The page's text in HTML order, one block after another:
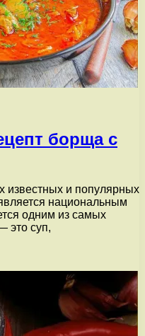
борща с
и популярных
национальным
одним из самых
это суп,